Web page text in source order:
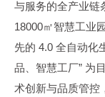
与服务的全产业链
18000㎡智慧工业
先的 4.0 全自动化
品、智慧工厂” 为
术创新与品质管控